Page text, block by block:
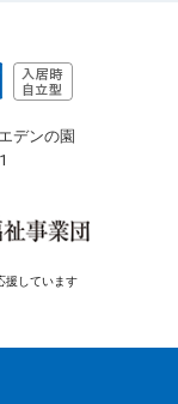
デンの園
援しています